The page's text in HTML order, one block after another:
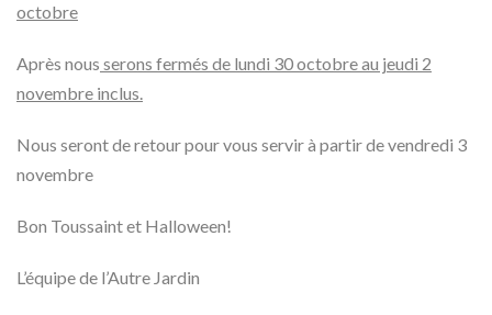
octobre
Après nous serons fermés de lundi 30 octobre au jeudi 2
novembre inclus.
Nous seront de retour pour vous servir à partir de vendredi 3
novembre
Bon Toussaint et Halloween!
L’équipe de l’Autre Jardin